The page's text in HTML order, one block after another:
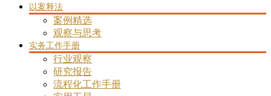
以案释法
案例精选
观察与思考
实务工作手册
行业观察
研究报告
流程化工作手册